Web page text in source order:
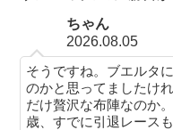
ちゃん
2026.08.05
そうですね。ブエルタ
のかと思ってましたけ
だけ贅沢な布陣なのか
歳、すでに引退レース